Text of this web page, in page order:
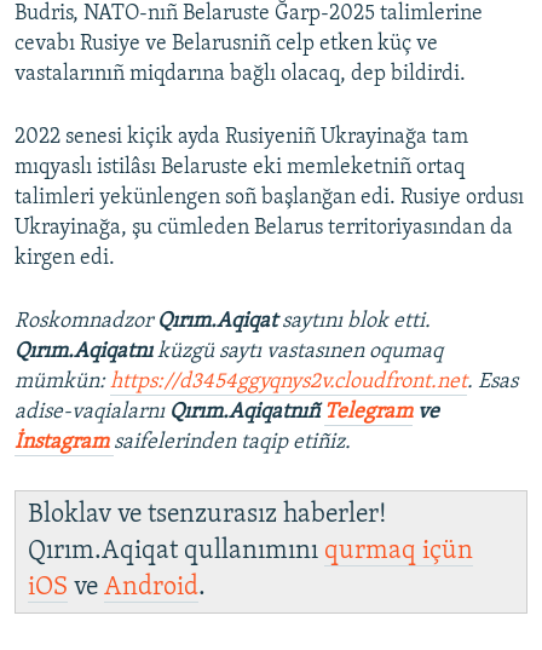
Budris, NATO-nıñ Belaruste Ğarp-2025 talimlerine
cevabı Rusiye ve Belarusniñ celp etken küç ve
vastalarınıñ miqdarına bağlı olacaq, dep bildirdi.
2022 senesi kiçik ayda Rusiyeniñ Ukrayinağa tam
mıqyaslı istilâsı Belaruste eki memleketniñ ortaq
talimleri yekünlengen soñ başlanğan edi. Rusiye ordusı
Ukrayinağa, şu cümleden Belarus territoriyasından da
kirgen edi.
Roskomnadzor Qırım.Aqiqatsaytını blok etti.
Qırım.Aqiqatnıküzgü saytı vastasınen oqumaq
mümkün:https://d3454ggyqnys2v.cloudfront.net. Esas
adise-vaqialarnı Qırım.Aqiqatnıñ Telegramve
İnstagram saifelerinden taqip etiñiz.
Bloklav ve tsenzurasız haberler!
Qırım.Aqiqat qullanımını qurmaq içün
iOS ve Android.